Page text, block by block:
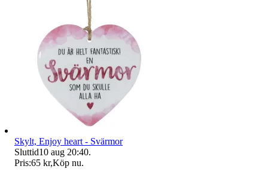
Skylt, Enjoy heart - Svärmor
Sluttid10 aug 20:40.
Pris:65 kr,Köp nu.